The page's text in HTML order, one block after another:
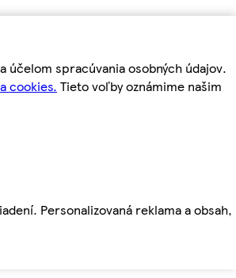
spracúvania osobných údajov.
cookies. Tieto voľby oznámime našim
Personalizovaná reklama a obsah,